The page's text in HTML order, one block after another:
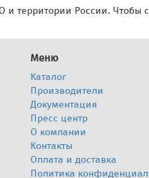
территории России. Чтобы
Меню
Каталог
Производители
Документация
Пресс центр
О компании
Контакты
Оплата и доставка
Политика